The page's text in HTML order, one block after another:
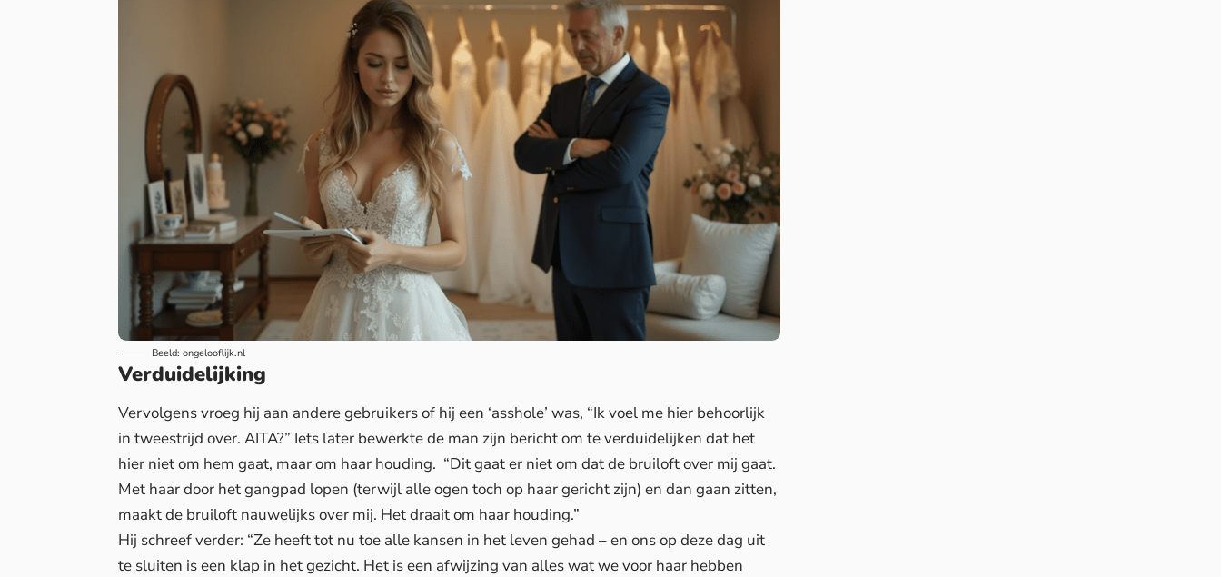
Beeld: ongelooflijk.nl
Verduidelijking
Vervolgens vroeg hij aan andere gebruikers of hij een ‘asshole’ was, “Ik voel me hier behoorlijk
in tweestrijd over. AITA?” Iets later bewerkte de man zijn bericht om te verduidelijken dat het
hier niet om hem gaat, maar om haar houding. “Dit gaat er niet om dat de bruiloft over mij gaat.
Met haar door het gangpad lopen (terwijl alle ogen toch op haar gericht zijn) en dan gaan zitten,
maakt de bruiloft nauwelijks over mij. Het draait om haar houding.”
Hij schreef verder: “Ze heeft tot nu toe alle kansen in het leven gehad – en ons op deze dag uit
te sluiten is een klap in het gezicht. Het is een afwijzing van alles wat we voor haar hebben